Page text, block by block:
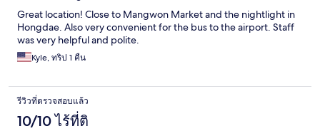
Great location! Close to Mangwon Market and the nightlight in
Hongdae. Also very convenient for the bus to the airport. Staff
was very helpful and polite.
Kyle, ทริป 1 คืน
รีวิวที่ตรวจสอบแล้ว
10/10 ไร้ที่ติ